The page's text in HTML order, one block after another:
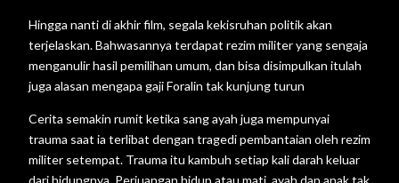
Hingga nanti di akhir film, segala kekisruhan politik akan
terjelaskan. Bahwasannya terdapat rezim militer yang sengaja
menganulir hasil pemilihan umum, dan bisa disimpulkan itulah
juga alasan mengapa gaji Foralin tak kunjung turun
Cerita semakin rumit ketika sang ayah juga mempunyai
trauma saat ia terlibat dengan tragedi pembantaian oleh rezim
militer setempat. Trauma itu kambuh setiap kali darah keluar
dari hidungnya. Perjuangan hidup atau mati, ayah dan anak tak